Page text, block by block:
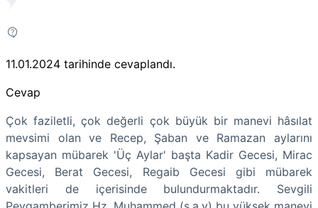
11.01.2024 tarihinde cevaplandı.
Cevap
Çok faziletli, çok değerli çok büyük bir manevi hâsılat
mevsimi olan ve Recep, Şaban ve Ramazan aylarını
kapsayan mübarek 'Üç Aylar' başta Kadir Gecesi, Mirac
Gecesi, Berat Gecesi, Regaib Gecesi gibi mübarek
vakitleri de içerisinde bulundurmaktadır. Sevgili